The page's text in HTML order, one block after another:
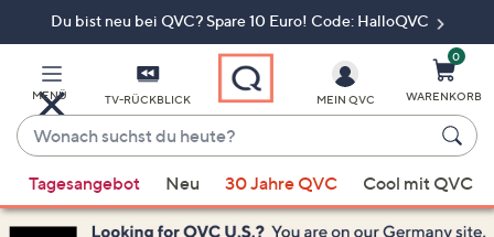
Du bist neu bei QVC? Spare 10 Euro! Code: HalloQVC
MENÜ TV-RÜCKBLICK
Wonach
suchst
du
heute?
Vorschläge
verfügbar
MEIN QVC
0
WARENKORB
Tagesangebot Neu 30 Jahre QVC Cool mit QVC